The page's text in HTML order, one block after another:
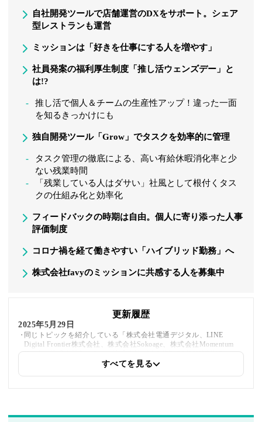
自社開発ツールで店舗運営のDXをサポート。シェア
型レストランも運営
ミッションは「好きを仕事にする人を増やす」
社員発案の福利厚生制度「推し活ウェンズデー」と
は!?
推し活で個人＆チームの生産性アップ！違った一面
を知るきっかけにも
独自開発ツール「Grow」でタスクを効率的に管理
タスク管理の徹底による、高い有給休暇消化率と少
ない残業時間
「残業している人はダサい」社風として根付くタス
クの仕組み化と効率化
フィードバックの時期は自由。個人に寄り添った人事
評価制度
コロナ禍を経て働きやすい「ハイブリッド勤務」へ
株式会社favyのミッションに共感する人を募集中
更新履歴
2025年5月29日
同じトピックを紹介している「株式会社電通デジタル、LINE
Digital Frontier株式会社、株式会社Sokoage、株式会社Momentum
Youth、株式会社DigiCon、株式会社ALL WEB CONSULTING」へ
の内部リンクを追加しましたすべてを見る